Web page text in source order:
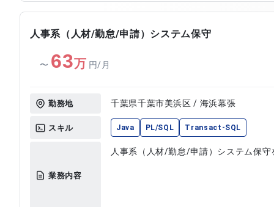
人事系（人材/勤怠/申請）システム保守
〜 63万 円/月
勤務地 千葉県千葉市美浜区 / 海浜幕張
スキル Java PL/SQL Transact-SQL
業務内容
人事系（人材/勤怠/申請）システム保守